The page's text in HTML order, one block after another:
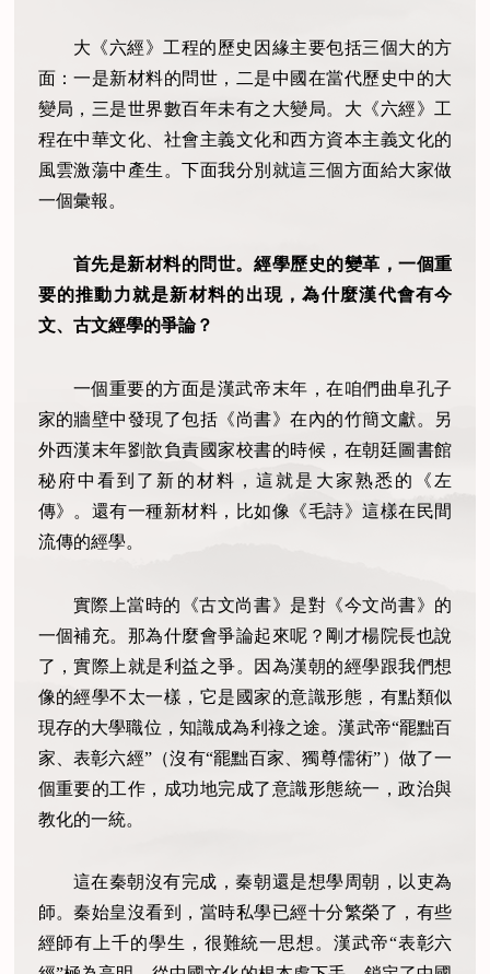
大《六經》工程的歷史因緣主要包括三個大的方
面：一是新材料的問世，二是中國在當代歷史中的大
變局，三是世界數百年未有之大變局。大《六經》工
程在中華文化、社會主義文化和西方資本主義文化的
風雲激蕩中產生。下面我分別就這三個方面給大家做
一個彙報。
首先是新材料的問世。經學歷史的變革，一個重
要的推動力就是新材料的出現，為什麼漢代會有今
文、古文經學的爭論？
一個重要的方面是漢武帝末年，在咱們曲阜孔子
家的牆壁中發現了包括《尚書》在內的竹簡文獻。另
外西漢末年劉歆負責國家校書的時候，在朝廷圖書館
秘府中看到了新的材料，這就是大家熟悉的《左
傳》。還有一種新材料，比如像《毛詩》這樣在民間
流傳的經學。
實際上當時的《古文尚書》是對《今文尚書》的
一個補充。那為什麼會爭論起來呢？剛才楊院長也說
了，實際上就是利益之爭。因為漢朝的經學跟我們想
像的經學不太一樣，它是國家的意識形態，有點類似
現存的大學職位，知識成為利祿之途。漢武帝“罷黜百
家、表彰六經”（沒有“罷黜百家、獨尊儒術”）做了一
個重要的工作，成功地完成了意識形態統一，政治與
教化的一統。
這在秦朝沒有完成，秦朝還是想學周朝，以吏為
師。秦始皇沒看到，當時私學已經十分繁榮了，有些
經師有上千的學生，很難統一思想。漢武帝“表彰六